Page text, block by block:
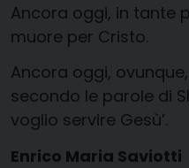
Ancora oggi, in tante
muore per Cristo.
Ancora oggi,
secondo le parole di
voglio servire Gesù’.
Enrico Maria Saviotti